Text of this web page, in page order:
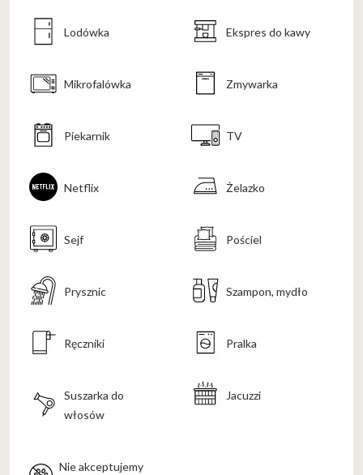
Lodówka Ekspres do kawy
Mikrofalówka Zmywarka
Piekarnik TV
Netflix Żelazko
Sejf Pościel
Prysznic Szampon, mydło
Ręczniki Pralka
Suszarka do
włosów
Jacuzzi
Nie akceptujemy